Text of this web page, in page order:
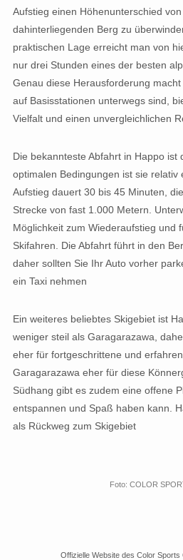
Aufstieg einen Höhenunterschied
dahinterliegenden Berg zu
praktischen Lage erreicht man von
nur drei Stunden eines der besten
Genau diese Herausforderung
auf Basisstationen unterwegs sind,
Vielfalt und einen unvergleichlichen
Die bekannteste Abfahrt in Happo ist
optimalen Bedingungen ist sie relativ
Aufstieg dauert 30 bis 45 Minuten,
Strecke von fast 1.000 Metern.
Möglichkeit zum Wiederaufstieg und
Skifahren. Die Abfahrt führt in den
daher sollten Sie Ihr Auto vorher
ein Taxi nehmen
Ein weiteres beliebtes Skigebiet ist
weniger steil als Garagarazawa,
eher für fortgeschrittene und
Garagarazawa eher für diese
Südhang gibt es zudem eine offene
entspannen und Spaß haben kann.
als Rückweg zum Skigebiet
Foto: COLOR
Offizielle Website des Color Sports